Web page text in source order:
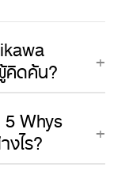
คิดค้น?
Whys
ไร?